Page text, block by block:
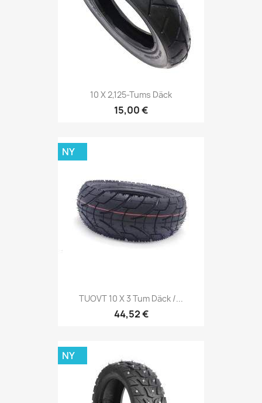
10 X 2,125-Tums Däck
15,00 €
TUOVT 10 X 3 Tum Däck /...
44,52 €
NY
NY